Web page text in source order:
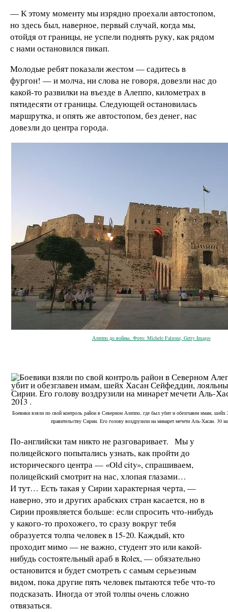
— К этому моменту мы изрядно проехали автостопом,
но здесь был, наверное, первый случай, когда мы,
отойдя от границы, не успели поднять руку, как рядом
с нами остановился пикап.
Молодые ребят показали жестом — садитесь в
фургон! — и молча, ни слова не говоря, довезли нас до
какой-то развилки на въезде в Алеппо, километрах в
пятидесяти от границы. Следующей остановилась
маршрутка, и опять же автостопом, без денег, нас
довезли до центра города.
Алеппо до войны. Фото: Michele Falzone, Getty Images
Боевики взяли по свой контроль район в Северном Алеппо, где был убит и обезглавен имам,
правительству Сирии. Его голову воздрузили на минарет мечети Аль-Хасан. 30
По-английски там никто не разговаривает. Мы у
полицейского попытались узнать, как пройти до
исторического центра — «Old city», спрашиваем,
полицейский смотрит на нас, хлопая глазами…
И тут… Есть такая у Сирии характерная черта, —
наверно, это и других арабских стран касается, но в
Сирии проявляется больше: если спросить что-нибудь
у какого-то прохожего, то сразу вокруг тебя
образуется толпа человек в 15-20. Каждый, кто
проходит мимо — не важно, студент это или какой-
нибудь состоятельный араб в Rolex, —обязательно
остановится и будет смотреть с самым серьезным
видом, пока другие пять человек пытаются тебе что-то
подсказать. Иногда от этой толпы очень сложно
отвязаться.